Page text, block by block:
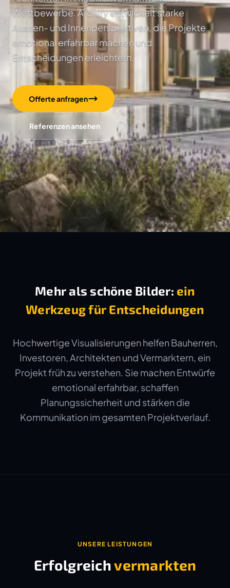
Wettbewerbe. Archify entwickelt starke
Aussen- und Innenperspektiven, die Projekte
emotional erfahrbar machen und
Entscheidungen erleichtern.
Offerte anfragen
Referenzen ansehen
Mehr als schöne Bilder: ein
Werkzeug für Entscheidungen
Hochwertige Visualisierungen helfen Bauherren,
Investoren, Architekten und Vermarktern, ein
Projekt früh zu verstehen. Sie machen Entwürfe
emotional erfahrbar, schaffen
Planungssicherheit und stärken die
Kommunikation im gesamten Projektverlauf.
UNSERE LEISTUNGEN
Erfolgreichvermarkten